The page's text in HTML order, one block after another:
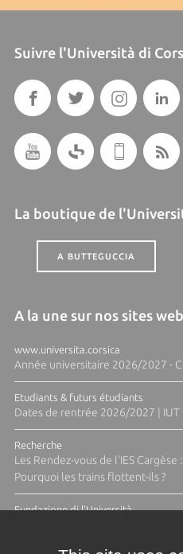
Suivre l'Università di
La boutique de
A BUTTEGUCCIA
A la une sur nos sites web
www.universita.corsica
Année universitaire 2026/2027 -
Etudiants & futurs étudiants
Dates de rentrée 2026/2027 | IUT
Recherche
Les Rendez-vous de l'IES
Pourquoi les trains flottent-ils ?
Fundazione di l'Università